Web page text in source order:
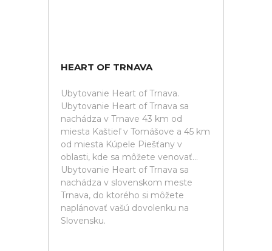
HEART OF TRNAVA
Ubytovanie Heart of Trnava.
Ubytovanie Heart of Trnava sa
nachádza v Trnave 43 km od
miesta Kaštieľ v Tomášove a 45 km
od miesta Kúpele Piešťany v
oblasti, kde sa môžete venovať...
Ubytovanie Heart of Trnava sa
nachádza v slovenskom meste
Trnava, do ktorého si môžete
naplánovať vašú dovolenku na
Slovensku.